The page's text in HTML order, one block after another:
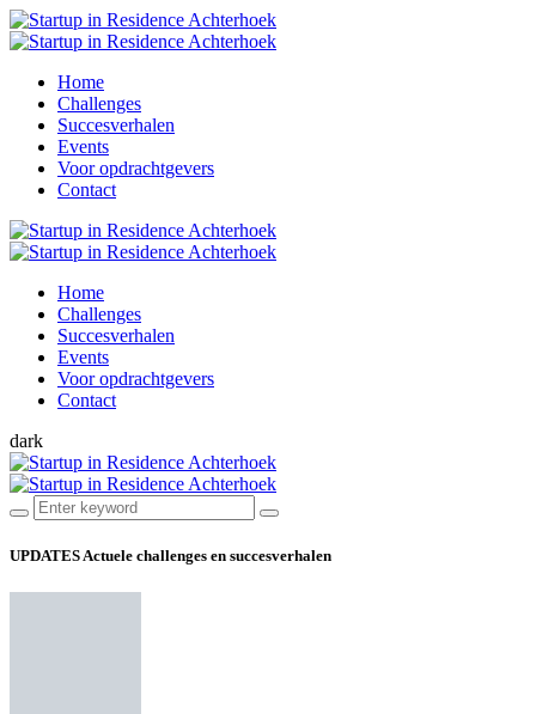
Home
Challenges
Succesverhalen
Events
Voor opdrachtgevers
Contact
Home
Challenges
Succesverhalen
Events
Voor opdrachtgevers
Contact
dark
UPDATESActuele challenges en succesverhalen